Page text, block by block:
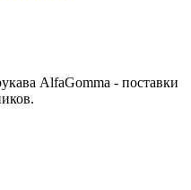
AlfaGomma - поставки